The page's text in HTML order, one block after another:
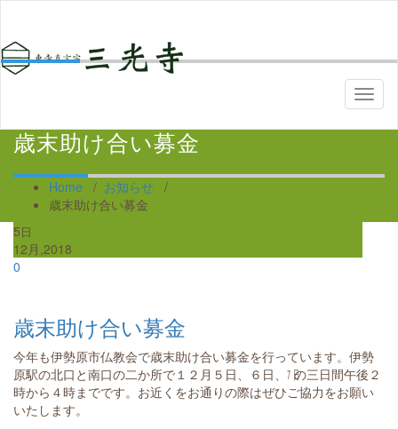
歳末助け合い募金
Home / お知らせ /
歳末助け合い募金
5日
12月,2018
0
歳末助け合い募金
今年も伊勢原市仏教会で歳末助け合い募金を行っています。伊勢
原駅の北口と南口の二か所で１２月５日、６日、㏦の三日間午後２
時から４時までです。お近くをお通りの際はぜひご協力をお願い
いたします。